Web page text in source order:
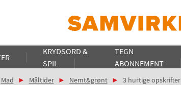
KRYDSORD &
SPIL
TEGN
ABONNEMENT
Mad Måltider Nemt&grønt 3 hurtige